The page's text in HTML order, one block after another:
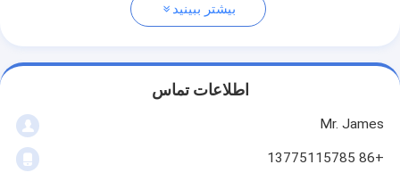
بیشتر ببینید
اطلاعات تماس
Mr. James
+86 13775115785